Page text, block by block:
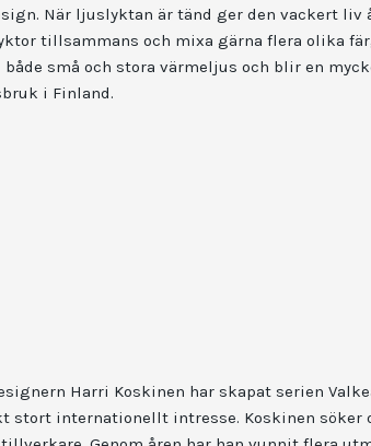
När ljuslyktan är tänd ger den vackert liv
tillsammans och mixa gärna flera olika
små och stora värmeljus och blir en
i Finland.
Harri Koskinen har skapat serien
stort internationellt intresse. Koskinen söker